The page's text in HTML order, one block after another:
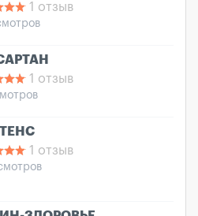
1 отзыв
1 отзыв
1 отзыв